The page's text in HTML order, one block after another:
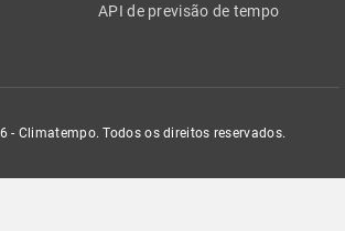
API de previsão de tempo
- Climatempo. Todos os direitos reservados.